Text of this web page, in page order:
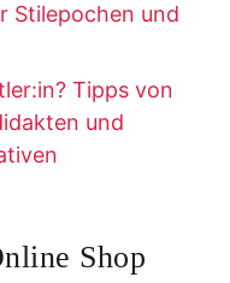
Stilepochen und
Tipps von
und
Shop